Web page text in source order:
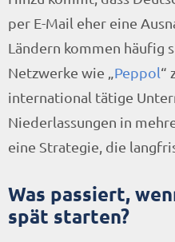
per E-Mail eher eine
Ländern kommen häufig
Netzwerke wie „ Peppol“
international tätige
Niederlassungen in
eine Strategie, die
Was passiert,
spät starten?